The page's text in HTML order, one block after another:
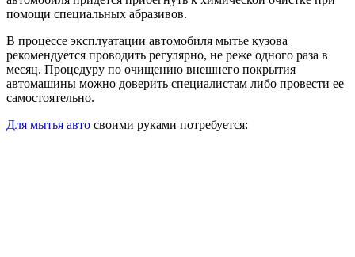
помощи специальных абразивов.
В процессе эксплуатации автомобиля мытье кузова
рекомендуется проводить регулярно, не реже одного раза в
месяц. Процедуру по очищению внешнего покрытия
автомашины можно доверить специалистам либо провести ее
самостоятельно.
Для мытья авто своими руками потребуется: